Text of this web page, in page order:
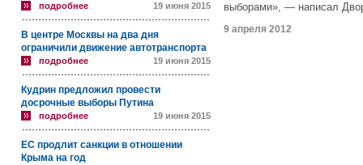
подробнее 19 июня 2015
В центре Москвы на два дня
ограничили движение автотранспорта
подробнее 19 июня 2015
Кудрин предложил провести
досрочные выборы Путина
подробнее 19 июня 2015
ЕС продлит санкции в отношении
Крыма на год
выборами», — написал
9 апреля 2012